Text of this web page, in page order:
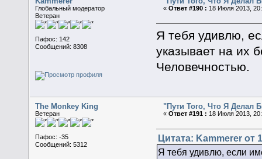
Глобальный модератор
Ветеран
Пафос: 142
Сообщений: 8308
«Ответ #190 : 18 Июля 2013,
Я тебя удивлю,
указывает на их
Человечностью.
The Monkey King
Ветеран
Пафос: -35
Сообщений: 5312
"Пути Того, Что Я
«Ответ #191 : 18 Июля 2013,
Цитата: Kammerer от
Я тебя удивлю, если